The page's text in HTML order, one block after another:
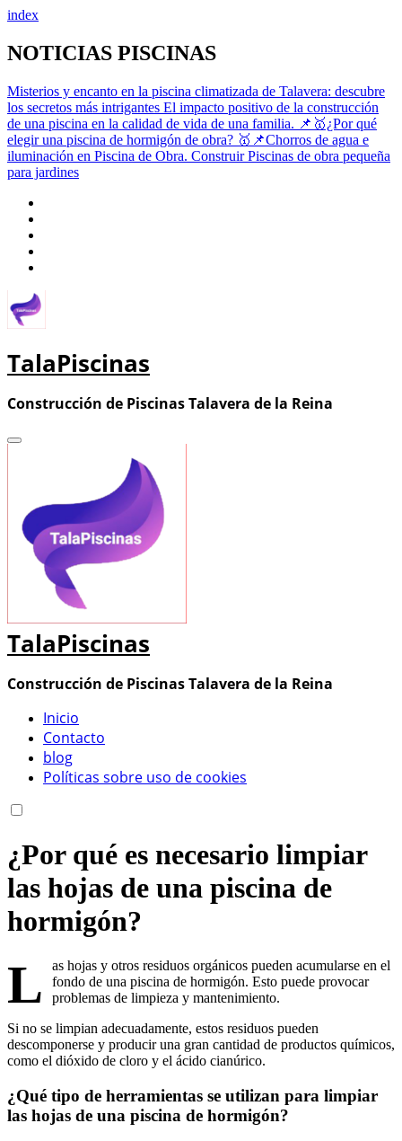
index
Saltar
al
NOTICIAS PISCINAS
Misterios y encanto en la piscina climatizada de Talavera: descubre
los secretos más intrigantes El impacto positivo de la construcción
de una piscina en la calidad de vida de una familia. 📌🥇¿Por qué
elegir una piscina de hormigón de obra? 🥇📌Chorros de agua e
iluminación en Piscina de Obra. Construir Piscinas de obra pequeña
para jardines
TalaPiscinas
Construcción de Piscinas Talavera de la Reina
TalaPiscinas
Construcción de Piscinas Talavera de la Reina
Inicio
Contacto
blog
Políticas sobre uso de cookies
¿Por qué es necesario limpiar
las hojas de una piscina de
hormigón?
L
as hojas y otros residuos orgánicos pueden acumularse en el
fondo de una piscina de hormigón. Esto puede provocar
problemas de limpieza y mantenimiento.
Si no se limpian adecuadamente, estos residuos pueden
descomponerse y producir una gran cantidad de productos químicos,
como el dióxido de cloro y el ácido cianúrico.
¿Qué tipo de herramientas se utilizan para limpiar
las hojas de una piscina de hormigón?